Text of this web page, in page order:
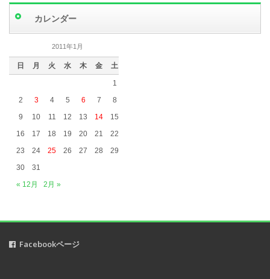
2019年6月
2019年5月
(5)
2019年4月(3)
2019年3月(5)
2018年5月(2)
カレンダー
2011年1月
日 月 火 水 木 金 土
1
2
3 4 5 6 7
8
9
10 11 12 13 14
15
16
17 18 19 20 21
22
23
24 25 26 27 28
29
30
31
« 12月
2月 »
Facebookページ